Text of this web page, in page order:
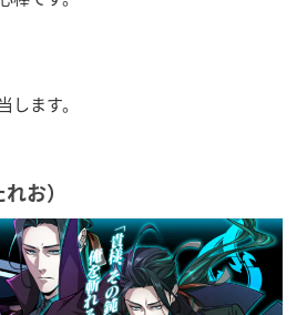
ます。
お）